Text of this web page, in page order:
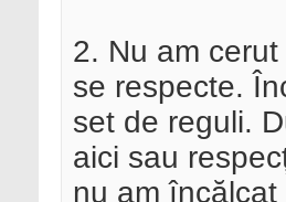
2. Nu am
se respecte.
set de reguli.
aici sau
nu am